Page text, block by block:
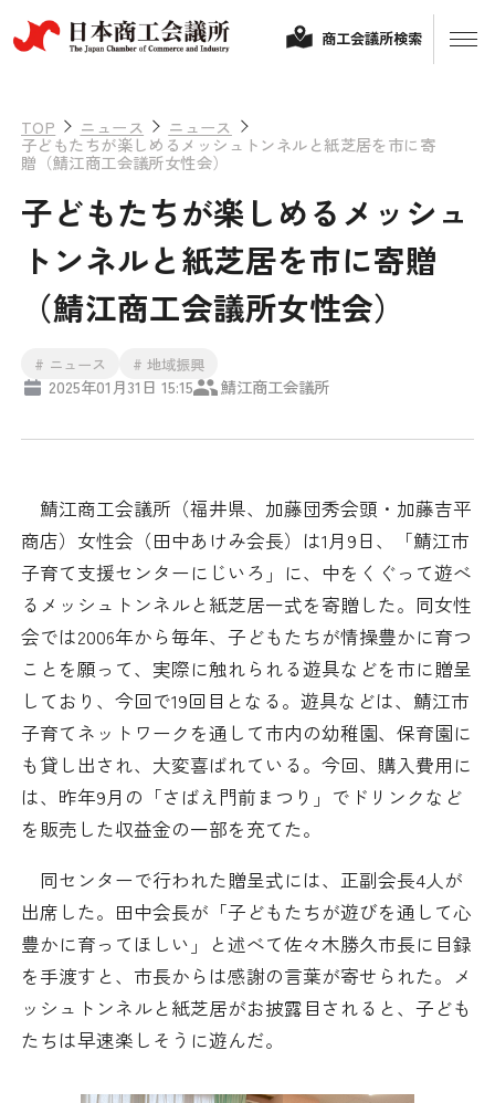
経営相談
融資制度・補助金
検定試験
ビジネス交流
海外ビジネス・貿易証明
情報提供・広報
その他サービス
調査・研究
日本商工会議所とは
組織概要
役員紹介
日商のあゆみ
委員会・専門委員会
青年部・女性会
日商創立100周年宣言
情報公開
採用情報
商工会議所検索
TOP ニュース ニュース
子どもたちが楽しめるメッシュトンネルと紙芝居を市に寄
贈（鯖江商工会議所女性会）
子どもたちが楽しめるメッシュ
トンネルと紙芝居を市に寄贈
（鯖江商工会議所女性会）
# ニュース # 地域振興
2025年01月31日 15:15 鯖江商工会議所
鯖江商工会議所（福井県、加藤団秀会頭・加藤吉平
商店）女性会（田中あけみ会長）は1月9日、「鯖江市
子育て支援センターにじいろ」に、中をくぐって遊べ
るメッシュトンネルと紙芝居一式を寄贈した。同女性
会では2006年から毎年、子どもたちが情操豊かに育つ
ことを願って、実際に触れられる遊具などを市に贈呈
しており、今回で19回目となる。遊具などは、鯖江市
子育てネットワークを通して市内の幼稚園、保育園に
も貸し出され、大変喜ばれている。今回、購入費用に
は、昨年9月の「さばえ門前まつり」でドリンクなど
を販売した収益金の一部を充てた。
同センターで行われた贈呈式には、正副会長4人が
出席した。田中会長が「子どもたちが遊びを通して心
豊かに育ってほしい」と述べて佐々木勝久市長に目録
を手渡すと、市長からは感謝の言葉が寄せられた。メ
ッシュトンネルと紙芝居がお披露目されると、子ども
たちは早速楽しそうに遊んだ。